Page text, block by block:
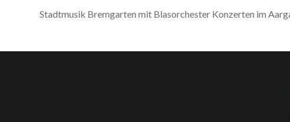
Stadtmusik Bremgarten mit Blasorchester Konzerten im